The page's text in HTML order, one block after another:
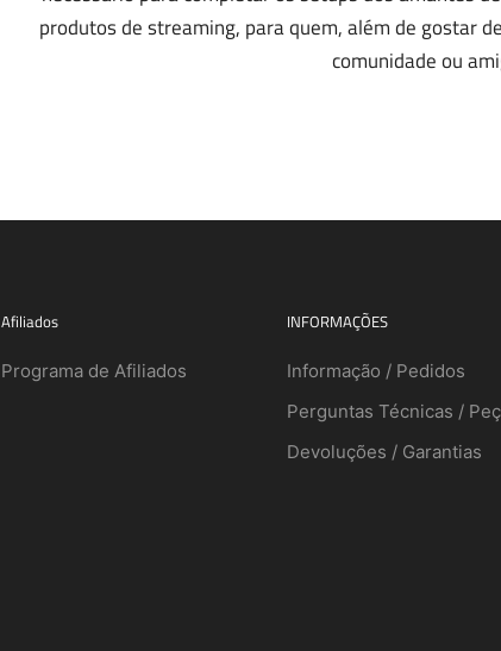
produtos de streaming, para quem, além de gostar
comunidade ou
Afiliados
Programa de Afiliados
INFORMAÇÕES
Informação / Pedidos
Perguntas Técnicas /
Devoluções / Garantias